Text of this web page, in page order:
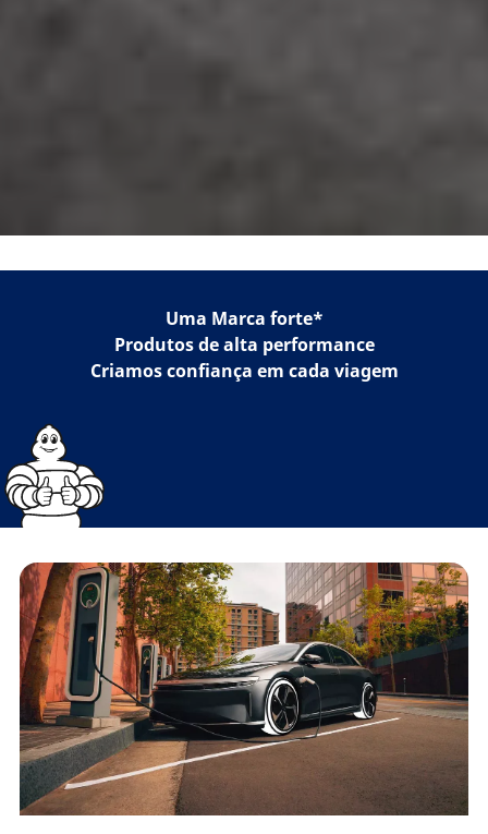
Uma Marca forte*
Produtos de alta performance
Criamos confiança em cada viagem